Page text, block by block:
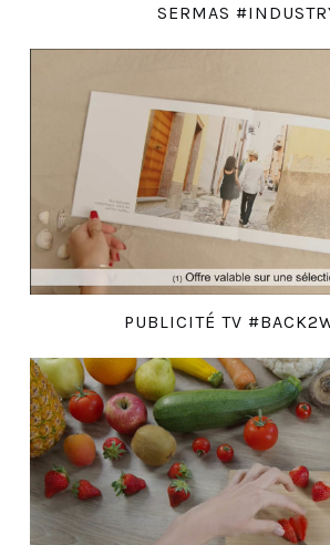
SERMAS
PUBLICITÉ TV